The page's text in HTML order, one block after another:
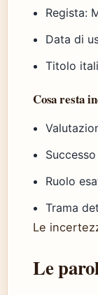
Regista:
Data di
Titolo
Cosa resta
Ruolo
Trama
Le
Le